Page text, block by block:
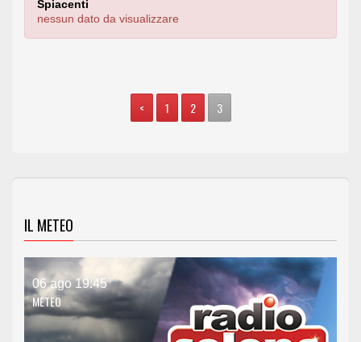
Spiacenti
nessun dato da visualizzare
< 1 2 3
IL METEO
06 ago 19:45
METEO